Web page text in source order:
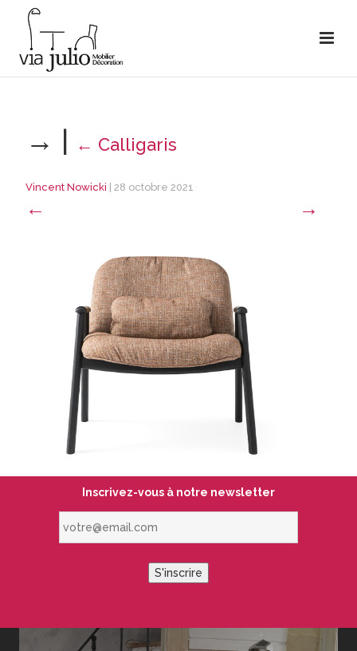
→ | ← Calligaris
Vincent Nowicki 28 octobre 2021
← →
Inscrivez-vous à notre newsletter
S'inscrire